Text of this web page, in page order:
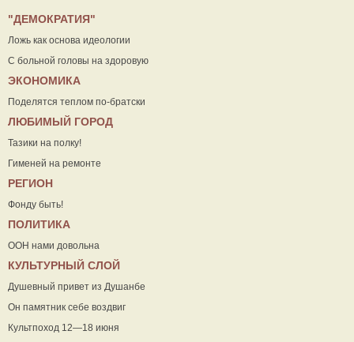
"ДЕМОКРАТИЯ"
Ложь как основа идеологии
С больной головы на здоровую
ЭКОНОМИКА
Поделятся теплом по-братски
ЛЮБИМЫЙ ГОРОД
Тазики на полку!
Гименей на ремонте
РЕГИОН
Фонду быть!
ПОЛИТИКА
ООН нами довольна
КУЛЬТУРНЫЙ СЛОЙ
Душевный привет из Душанбе
Он памятник себе воздвиг
Культпоход 12—18 июня